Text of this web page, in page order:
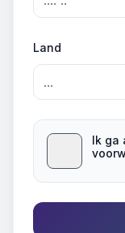
Land
Ik ga